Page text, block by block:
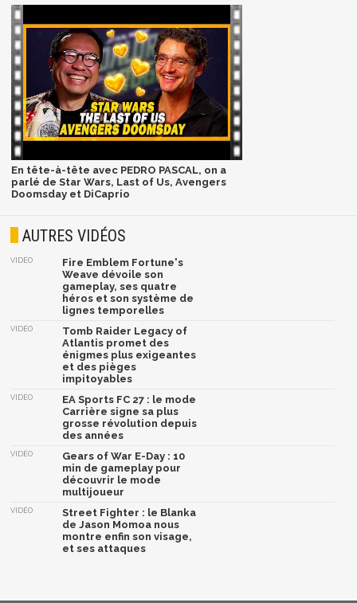
En tête-à-tête avec PEDRO PASCAL, on a
parlé de Star Wars, Last of Us, Avengers
Doomsday et DiCaprio
AUTRES VIDÉOS
VIDÉO
Fire Emblem Fortune's
Weave dévoile son
gameplay, ses quatre
héros et son système de
lignes temporelles
VIDÉO
Tomb Raider Legacy of
Atlantis promet des
énigmes plus exigeantes
et des pièges
impitoyables
VIDÉO
EA Sports FC 27 : le mode
Carrière signe sa plus
grosse révolution depuis
des années
VIDÉO
Gears of War E-Day : 10
min de gameplay pour
découvrir le mode
multijoueur
VIDÉO
Street Fighter : le Blanka
de Jason Momoa nous
montre enfin son visage,
et ses attaques